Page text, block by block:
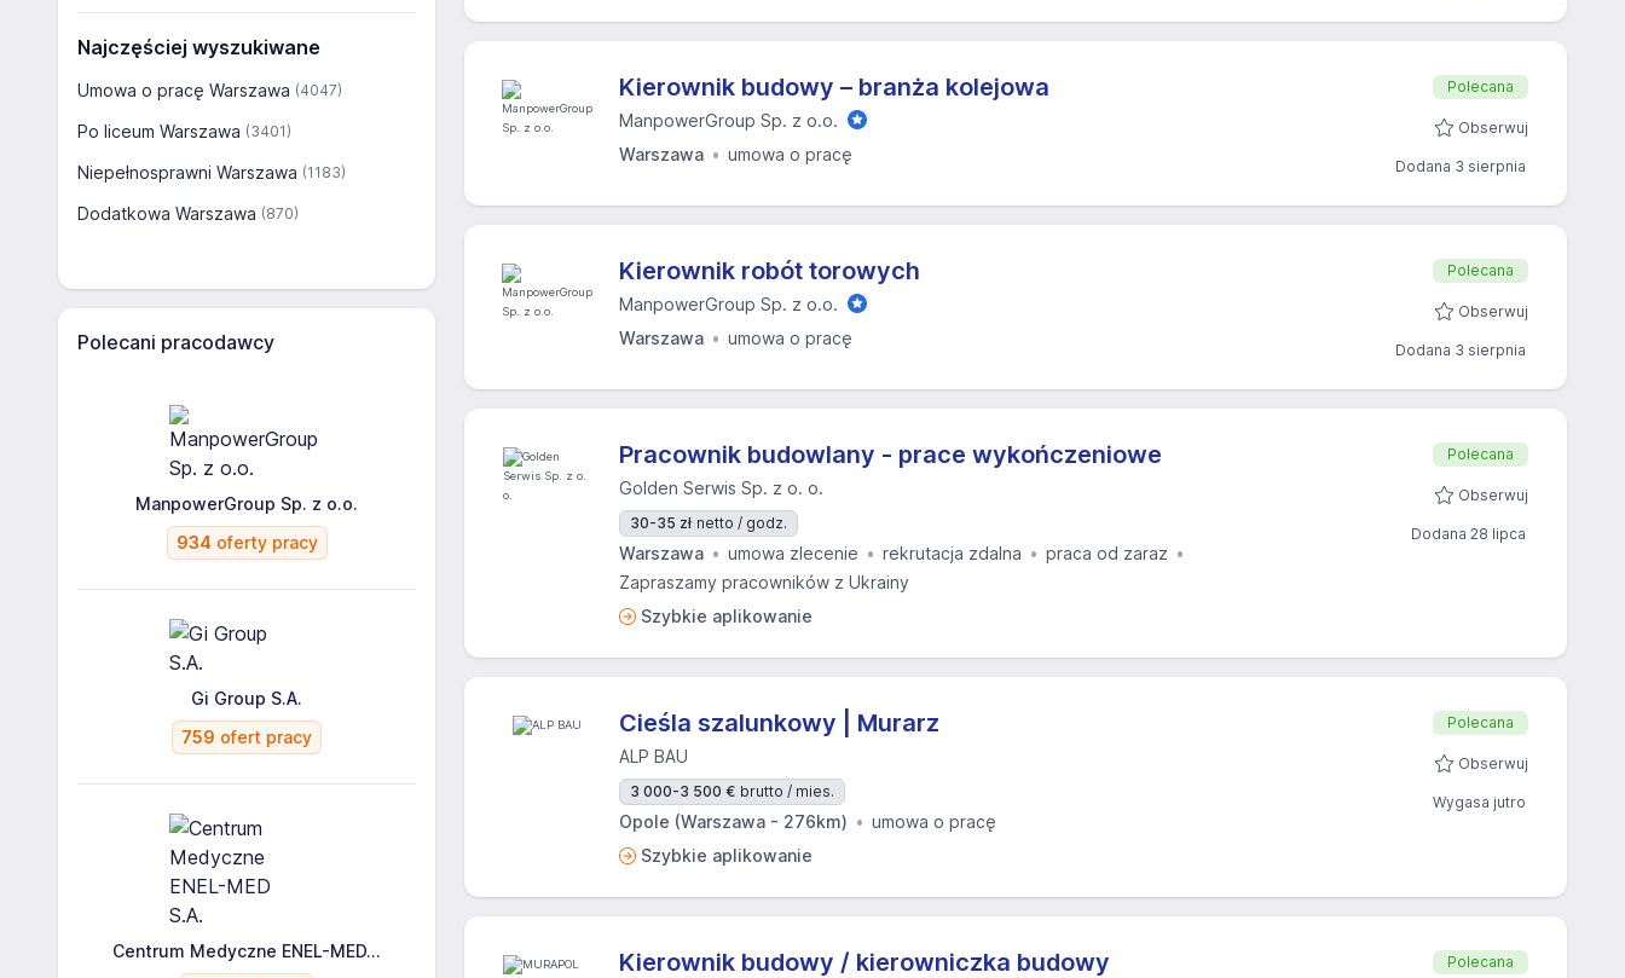
Najczęściej wyszukiwane
Umowa o pracę Warszawa (4047)
Po liceum Warszawa (3401)
Niepełnosprawni Warszawa (1183)
Dodatkowa Warszawa (870)
Polecani pracodawcy
ManpowerGroup Sp. z o.o.
934 oferty pracy
Gi Group S.A.
759 ofert pracy
Centrum Medyczne ENEL-MED...
Kierownik budowy – branża kolejowa
ManpowerGroup Sp. z o.o.
Warszawa
umowa o pracę
Polecana
Obserwuj
Dodana 3 sierpnia
Kierownik robót torowych
ManpowerGroup Sp. z o.o.
Warszawa
umowa o pracę
Polecana
Obserwuj
Dodana 3 sierpnia
Pracownik budowlany - prace wykończeniowe
Golden Serwis Sp. z o. o.
30-35 zł netto / godz.
Warszawa umowa zlecenie rekrutacja zdalna
praca od zaraz
Zapraszamy pracowników z Ukrainy
Szybkie aplikowanie
Polecana
Obserwuj
Dodana 28 lipca
Cieśla szalunkowy | Murarz
ALP BAU
3 000-3 500 € brutto / mies.
Opole (Warszawa - 276km)
umowa o pracę
Szybkie aplikowanie
Polecana
Obserwuj
Wygasa jutro
Kierownik budowy / kierowniczka budowy Polecana